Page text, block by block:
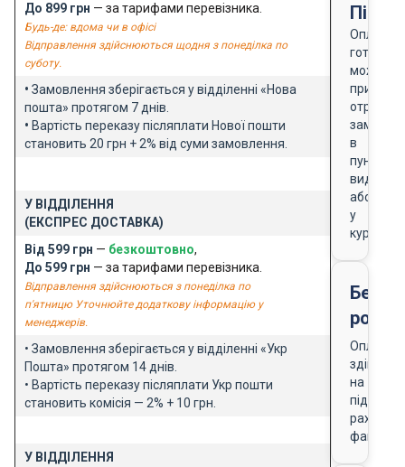
До 899 грн — за тарифами перевізника.
Будь-де: вдома чи в офісі
Відправлення здійснюються щодня з понеділка по
суботу.
• Замовлення зберігається у відділенні «Нова
пошта» протягом 7 днів.
• Вартість переказу післяплати Нової пошти
становить 20 грн + 2% від суми замовлення.
У ВІДДІЛЕННЯ
(ЕКСПРЕС ДОСТАВКА)
Від 599 грн — безкоштовно,
До 599 грн — за тарифами перевізника.
Відправлення здійснюються з понеділка по
п'ятницю Уточнюйте додаткову інформацію у
менеджерів.
• Замовлення зберігається у відділенні «Укр
Пошта» протягом 14 днів.
• Вартість переказу післяплати Укр пошти
становить комісія — 2% + 10 грн.
У ВІДДІЛЕННЯ
Оплата
готівкою
можлива
при
в
пункті
видачі
або
у
кур'єра
Оплата
на
підставі
рахунку-
фактури